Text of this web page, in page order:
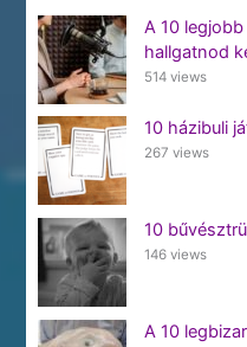
A 10
hallgatnod
514 views
10 házibuli
267 views
10
146 views
A 10